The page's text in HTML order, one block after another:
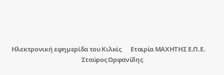
Ηλεκτρονική εφημερίδα του Κιλκίς
Εταιρία ΜΑΧΗΤΗΣ Ε.Π.Ε.
Σταύρος Ορφανίδης